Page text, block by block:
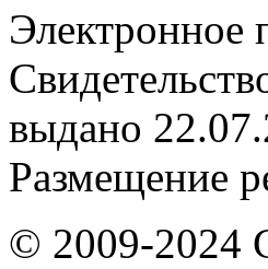
Электронное
выдано
Размещение
© 2009-2024